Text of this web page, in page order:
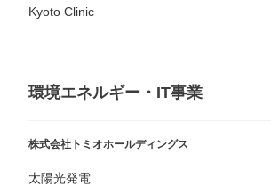
Kyoto Clinic
環境エネルギー・IT事業
株式会社トミオホールディングス
太陽光発電